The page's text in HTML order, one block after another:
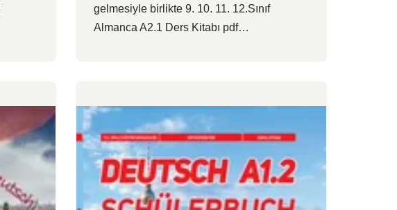
gelmesiyle birlikte 9. 10. 11. 12.Sınıf
Almanca A2.1 Ders Kitabı pdf…